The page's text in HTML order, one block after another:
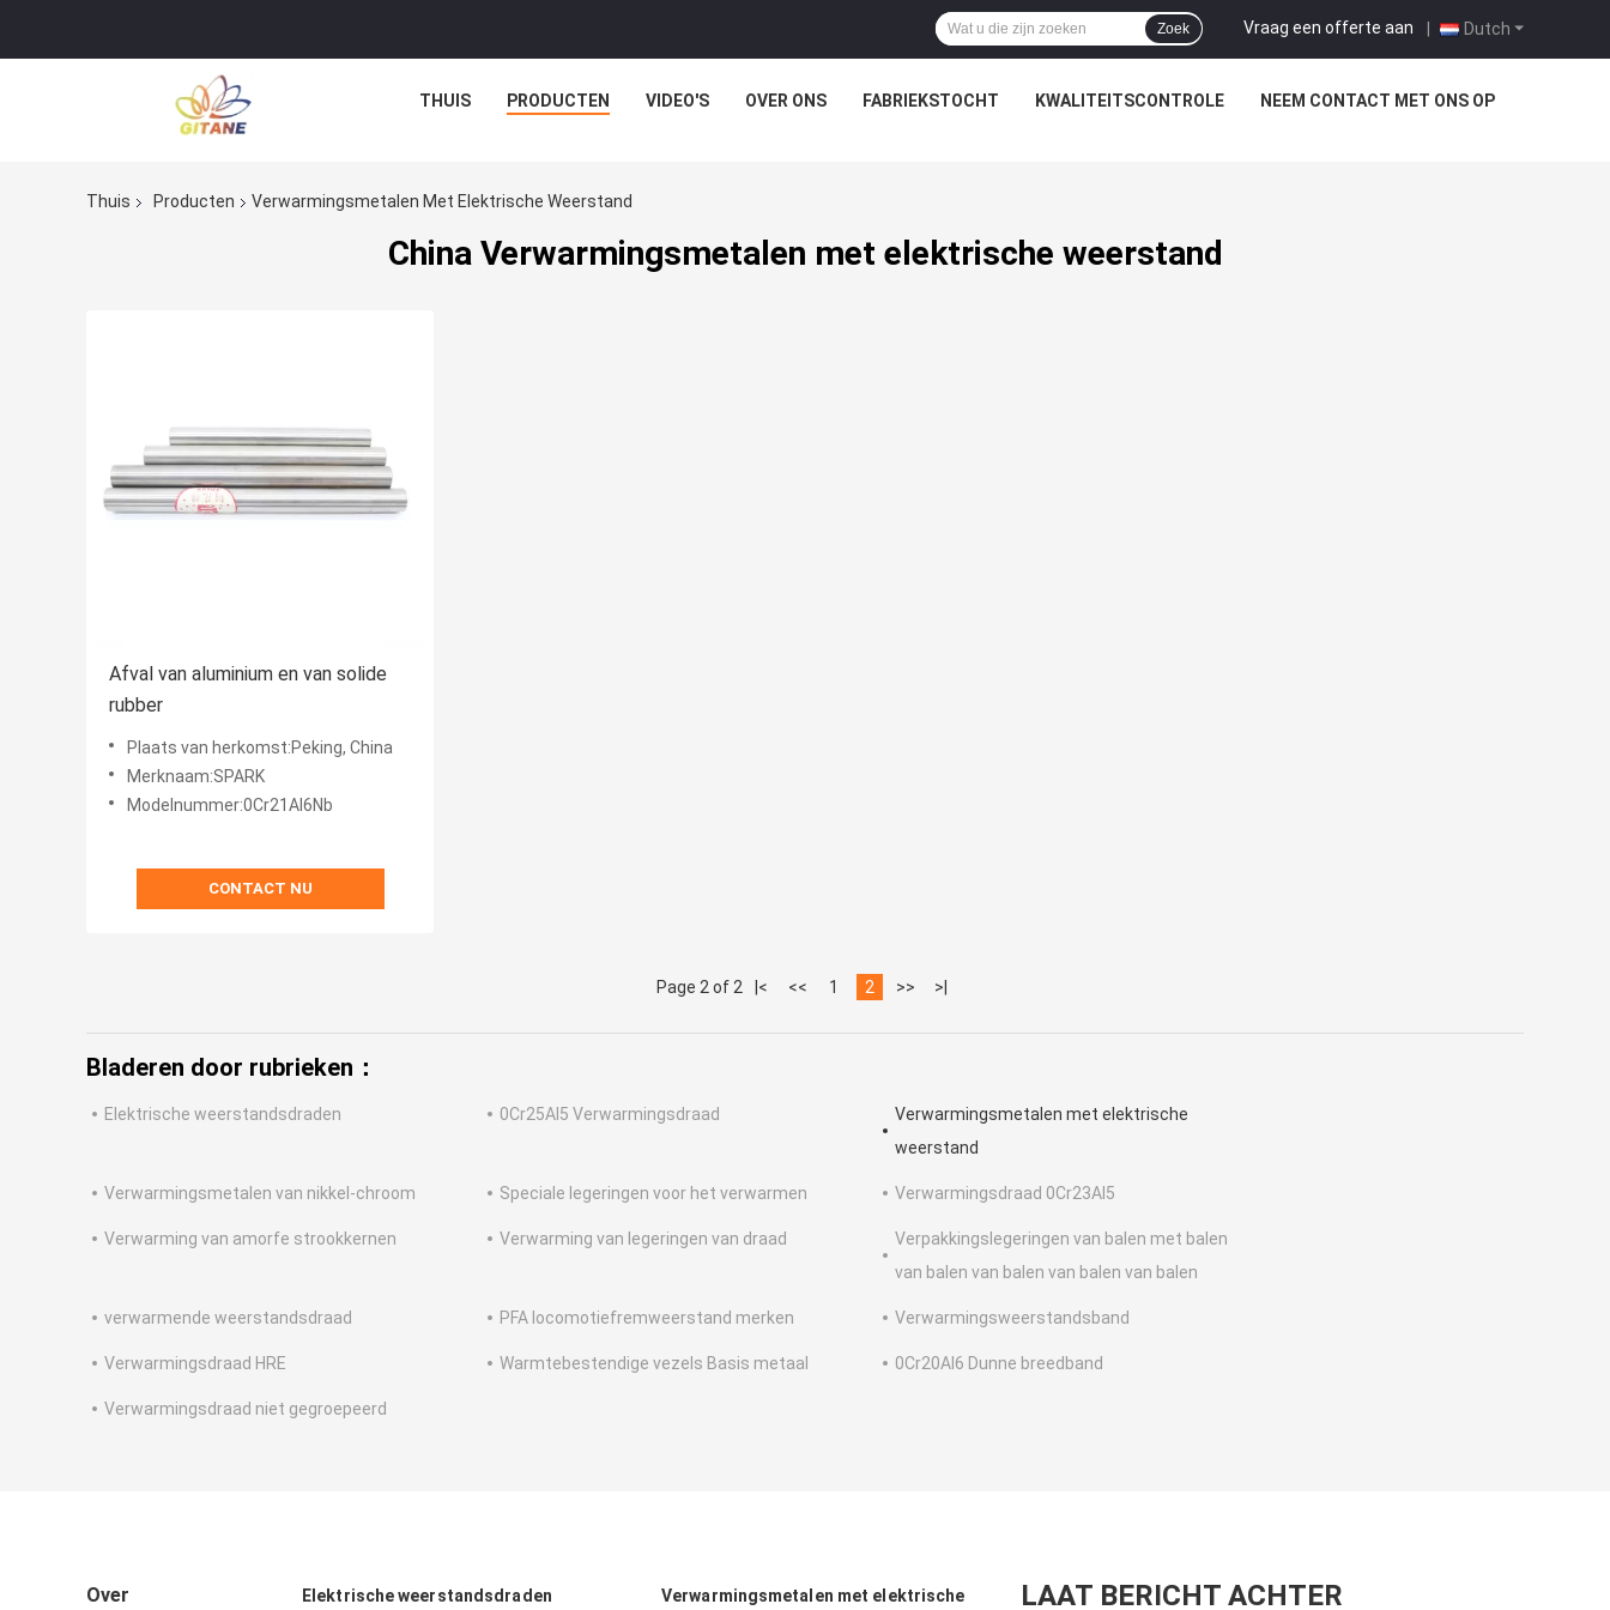
Dutch
Vraag een offerte aan |
Zoek
THUIS PRODUCTEN VIDEO'S OVER ONS FABRIEKSTOCHT KWALITEITSCONTROLE NEEM CONTACT MET ONS OP
Thuis Producten Verwarmingsmetalen Met Elektrische Weerstand
China Verwarmingsmetalen met elektrische weerstand
Afval van aluminium en van solide
rubber
Plaats van herkomst:Peking, China
Merknaam:SPARK
Modelnummer:0Cr21Al6Nb
CONTACT NU
Page 2 of 2 |< << 1 2 >> >|
Bladeren door rubrieken：
Elektrische weerstandsdraden 0Cr25Al5 Verwarmingsdraad
Verwarmingsmetalen met elektrische
weerstand
Verwarmingsmetalen van nikkel-chroom Speciale legeringen voor het verwarmen Verwarmingsdraad 0Cr23Al5
Verwarming van amorfe strookkernen Verwarming van legeringen van draad
Verpakkingslegeringen van balen met balen
van balen van balen van balen van balen
verwarmende weerstandsdraad PFA locomotiefremweerstand merken Verwarmingsweerstandsband
Verwarmingsdraad HRE Warmtebestendige vezels Basis metaal 0Cr20Al6 Dunne breedband
Verwarmingsdraad niet gegroepeerd
Over Elektrische weerstandsdraden Verwarmingsmetalen met elektrische LAAT BERICHT ACHTER